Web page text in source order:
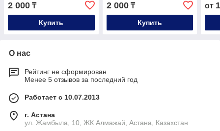
2 000 ₸
Купить
2 000₸
Купить
от
О нас
Рейтинг не сформирован
Менее 5 отзывов за последний год
Работает с 10.07.2013
г. Астана
ул. Жамбыла, 10, ЖК Алмажай, Астана, Казахстан